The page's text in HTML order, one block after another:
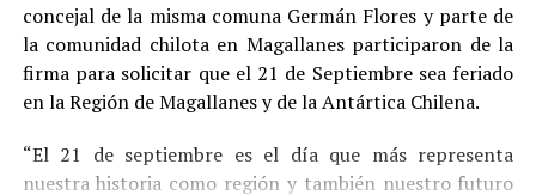
Pedro Montecinos apagar una indemnización total de
$120 millonespor concepto de daño moral:
$80 millonesa favor de la víctima.
$40 millonesa favor de su madre.
concejal de la misma comuna Germán Flores y parte de
la comunidad chilota en Magallanes participaron de la
firma para solicitar que el 21 de Septiembre sea feriado
en la Región de Magallanes y de la Antártica Chilena.
“El 21 de septiembre es el día que más representa
nuestra historia como región y también nuestro futuro